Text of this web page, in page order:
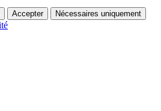
Accepter Nécessaires uniquement